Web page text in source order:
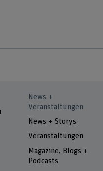
News +
Veranstaltungen
News + Storys
Veranstaltungen
Magazine, Blogs +
Podcasts